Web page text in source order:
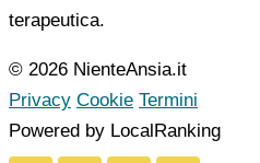
terapeutica.
© 2026 NienteAnsia.it
Privacy Cookie Termini
Powered by LocalRanking